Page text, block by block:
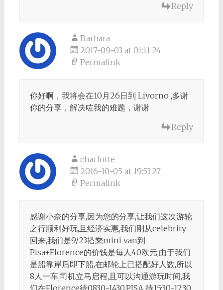
Reply
Barbara
2017-09-03 at 01:11:24
Permalink
你好啊，我将会在10月26日到 Livorno ,多谢
你的分享，解决咗我的难题，谢谢
Reply
charlotte
2016-10-05 at 19:53:27
Permalink
感谢小奈的分享,因为您的分享,让我们这次游轮
之行顺利好玩,且经济实惠,我们刚从celebrity
回来,我们是9/23搭乘mini van到
Pisa+Florence的价钱是每人40欧元,由于我们
是船靠岸后即下船,在邮轮上已搭配好人数,所以
8人一车,司机立马启程,且可以沟通游玩时间,我